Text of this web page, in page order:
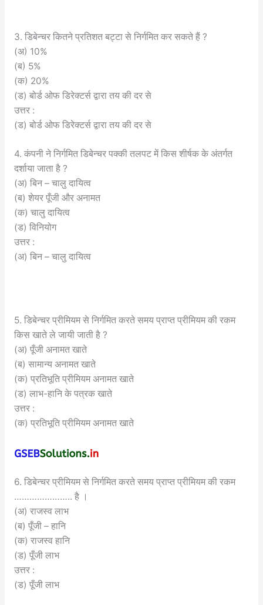
3. डिबेन्चर कितने प्रतिशत बट्टा से निर्गमित कर सकते हैं ?
(अ) 10%
(ब) 5%
(क) 20%
(ड) बोर्ड ओफ डिरेक्टर्स द्वारा तय की दर से
उत्तर :
(ड) बोर्ड ओफ डिरेक्टर्स द्वारा तय की दर से
4. कंपनी ने निर्गमित डिबेन्चर पक्की तलपट में किस शीर्षक के अंतर्गत
दर्शाया जाता है ?
(अ) बिन – चालु दायित्व
(ब) शेयर पूँजी और अनामत
(क) चालु दायित्व
(ड) विनियोग
उत्तर :
(अ) बिन – चालु दायित्व
5. डिबेन्चर प्रीमियम से निर्गमित करते समय प्राप्त प्रीमियम की रकम
किस खाते ले जायी जाती है ?
(अ) पूँजी अनामत खाते
(ब) सामान्य अनामत खाते
(क) प्रतिभूति प्रीमियम अनामत खाते
(ड) लाभ-हानि के पत्रक खाते
उत्तर :
(क) प्रतिभूति प्रीमियम अनामत खाते
6. डिबेन्चर प्रीमियम से निर्गमित करते समय प्राप्त प्रीमियम की रकम
………………….. है ।
(अ) राजस्व लाभ
(ब) पूँजी – हानि
(क) राजस्व हानि
(ड) पूँजी लाभ
उत्तर :
(ड) पूँजी लाभ